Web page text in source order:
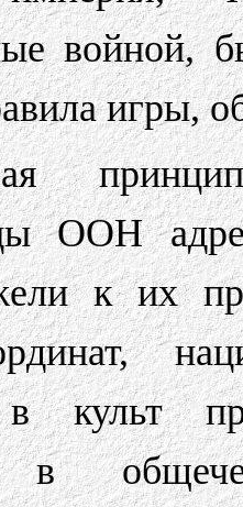
войной,
игры,
ООН
к их
в культ
в